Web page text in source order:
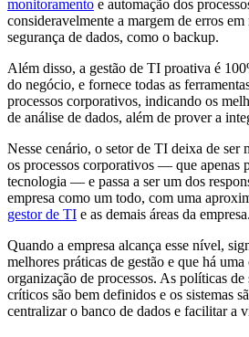
monitoramento e automação dos
consideravelmente a margem de erros
segurança de dados, como o backup.
Além disso, a gestão de TI proativa é
do negócio, e fornece todas as
processos corporativos, indicando os
de análise de dados, além de prover a
Nesse cenário, o setor de TI deixa de ser
os processos corporativos — que apenas
tecnologia — e passa a ser um dos
empresa como um todo, com uma
gestor de TI e as demais áreas da empresa.
Quando a empresa alcança esse nível,
melhores práticas de gestão e que há
organização de processos. As políticas de
críticos são bem definidos e os sistemas
centralizar o banco de dados e facilitar a